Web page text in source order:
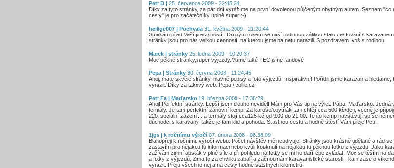
Petr D | 25. července 2009 - 22:45:24
Díky za tyto stránky, za pár dní vyrážíme na první dovolenou půjčeným obytným autem. Seznam "co
cesty" je pro začátečníky úplně super :-)
heilige007 | Pochvala 31. května 2009 - 21:20:44
Smekám před Vaší precizností...Druhým rokem se naší rodinnou zálibou stalo cestování s karavanem
stránky jsou pro nás velkou cenností, na kterou jsme na netu narazili. S pozdravem Ivoš s rodinou
Marek | stránky 25. ledna 2009 - 10:20:37
Moc pěkné stránky,super výjezdy.Máme také TEC,jsme fandové
Pepa | Stránky 30. června 2008 - 11:24:45
Ahoj, máte skvělé stránky, hlavně popisy a foto výjezdů. Inspirativní! Pořídili jsme karavan a hledáme,
vyrazit. Díky za takový web. Pepa / collie.cz
Petr Fa | Maďarsko 19. března 2008 - 17:36:29
Ahoj! Perfektní stránky. Lepší jsem dlouho neviděl! Mám pro Vás tip na výlet: Pápa, Maďarsko. Jedná
termály. Je tam perfektní zánovní kemp. Za károše/obytňák tam chtějí cca 500 kč/den, vceně je
220, sociální zázemí... a termály stojí cca125 kč od 9:00 do 21:00. Tento kemp navštěvují spíše
důchodci s karavany, takže je tam klid a pohoda. Šťastnou cestu a hodně štěstí Vám přeje Petr.
1jgs | k ročnímu výročí 07. února 2008 - 08:38:09
Blahopřeji k ročnímu výročí webu. Počet návštěv mě neudivuje. Stránky jsou krásně udělané a rád se
zastavím pro nějakou tu informaci nebo kvůli kouknutí na nějakou tu pěknou fotku z výjezdu. Jako
zažívám zimní absťák v plné síle a při pohledu na fotky se mi ho daří lépe zvládat. Moc se těším na
a fotky z výjezdů. Zima to za chvilku zabalí a začnou nám karavanistické starosti - kam zase o
vyrazit. Přeju všechno nej a na cesty hodně štastných kilometrů.